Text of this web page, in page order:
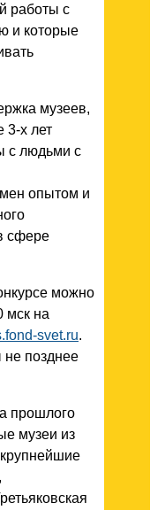
работы с
и которые
музеев,
х лет
с людьми с
опытом и
сфере
можно
мск на
svet.ru.
не позднее
прошлого
музеи из
крупнейшие